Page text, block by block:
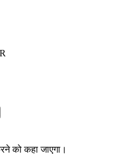
को कहा जाएगा।